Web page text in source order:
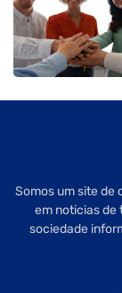
Somos um site de
em noticias de
sociedade